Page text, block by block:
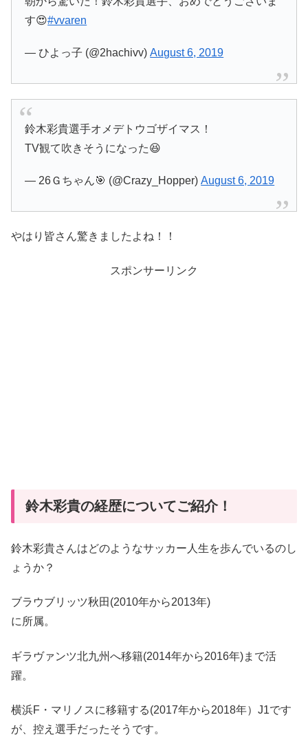
す😍#vvaren
— ひよっ子 (@2hachivv)August 6, 2019
鈴木彩貴選手オメデトウゴザイマス！
TV観て吹きそうになった😆
— 26Ｇちゃん🎯 (@Crazy_Hopper)August 6, 2019
やはり皆さん驚きましたよね！！
スポンサーリンク
鈴木彩貴の経歴についてご紹介！
鈴木彩貴さんはどのようなサッカー人生を歩んでいるのし
ょうか？
ブラウブリッツ秋田(2010年から2013年)
に所属。
ギラヴァンツ北九州へ移籍(2014年から2016年)まで活
躍。
横浜F・マリノスに移籍する(2017年から2018年）J1です
が、控え選手だったそうです。